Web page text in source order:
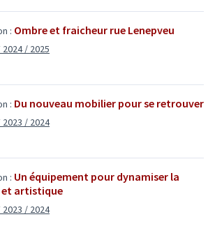
: Ombre et fraicheur rue Lenepveu
2024 / 2025
: Du nouveau mobilier pour se retrouver
2023 / 2024
: Un équipement pour dynamiser la
artistique
2023 / 2024